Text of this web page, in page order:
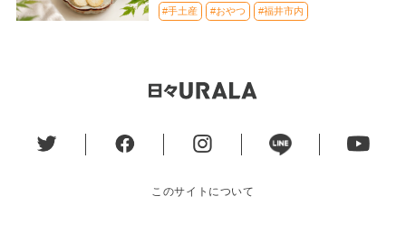
#手土産 #おやつ #福井市内
このサイトについて